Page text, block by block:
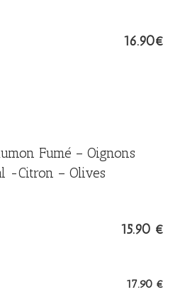
16.90€
Fumé – Oignons
-Citron – Olives
15.90 €
17.90 €